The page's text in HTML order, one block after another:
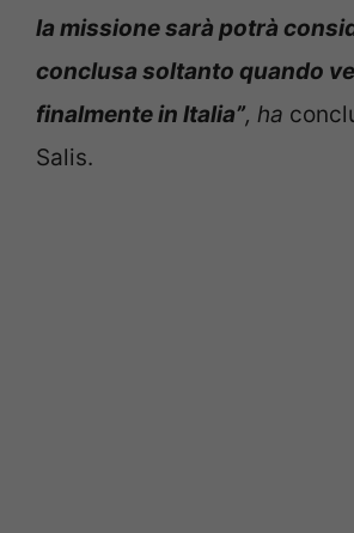
la missione sarà potrà
conclusa soltanto quando
finalmente in Italia”, ha
Salis.